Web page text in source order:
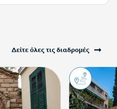
Δείτε όλες τις διαδρομές